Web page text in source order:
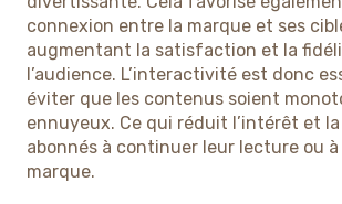
connexion entre la marque et ses
augmentant la satisfaction et la
l’audience. L’interactivité est donc
éviter que les contenus soient
ennuyeux. Ce qui réduit l’intérêt et
abonnés à continuer leur lecture ou à
marque.